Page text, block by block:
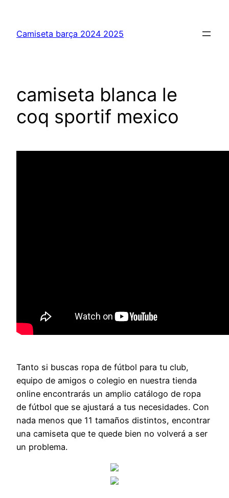
contenido
Camiseta barça 2024 2025
camiseta blanca le
coq sportif mexico
Tanto si buscas ropa de fútbol para tu club,
equipo de amigos o colegio en nuestra tienda
online encontrarás un amplio catálogo de ropa
de fútbol que se ajustará a tus necesidades. Con
nada menos que 11 tamaños distintos, encontrar
una camiseta que te quede bien no volverá a ser
un problema.